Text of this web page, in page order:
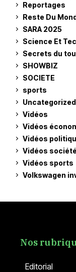
Reportages
Reste Du
SARA 2025
Science Et
Secrets du
SHOWBIZ
SOCIETE
sports
Uncategorized
Vidéos
Vidéos
Vidéos
Vidéos
Vidéos sports
Volkswagen
Editorial
Nos